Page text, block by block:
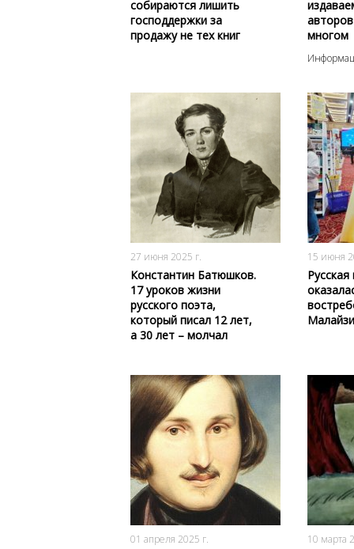
собираются лишить
господдержки за
продажу не тех книг
многом
27 июня 2025 г.
Константин Батюшков.
17 уроков жизни
русского поэта,
который писал 12 лет,
а 30 лет – молчал
955
0
15 июня
Русская
01 апреля 2025 г.
10 марта